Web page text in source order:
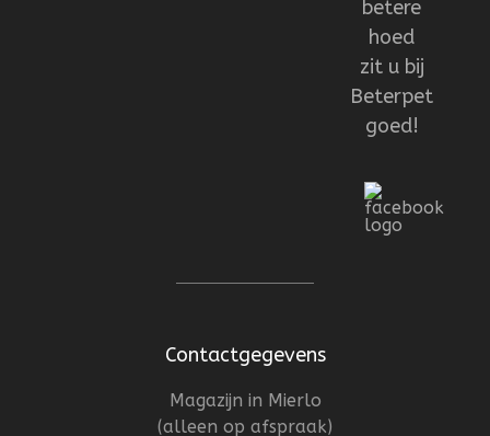
betere
hoed
zit u bij
Beterpet
goed!
Contactgegevens
Magazijn in Mierlo
(alleen op afspraak)